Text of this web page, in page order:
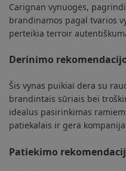
Carignan vynuogės,
brandinamos pagal tvarios
perteikia terroir
Derinimo
Šis vynas puikiai dera su
brandintais sūriais bei
idealus pasirinkimas
patiekalais ir gera
Patiekimo